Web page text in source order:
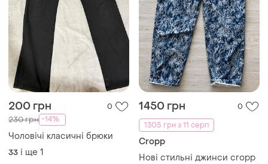
200 грн 0
230 грн -14%
Чоловічі класичні брюки
33 і ще 1
1450 грн
0
1305 грн з 11 серп
Cropp
Нові стильні джинси cropp